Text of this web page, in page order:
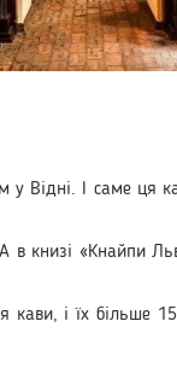
Відні. І саме ця
в книзі «Кнайпи
і їх більше